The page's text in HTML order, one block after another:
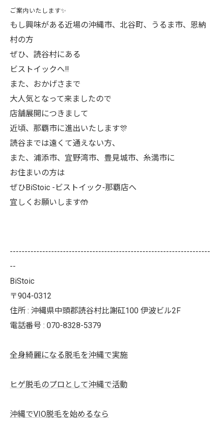
ご案内いたします✨
もし興味がある近場の沖縄市、北谷町、うるま市、恩納
村の方
ぜひ、読谷村にある
ビストイックへ‼︎
また、おかげさまで
大人気となって来ましたので
店舗展開につきまして
近頃、那覇市に進出いたします🎊
読谷までは遠くて通えない方、
また、浦添市、宜野湾市、豊見城市、糸満市に
お住まいの方は
ぜひBiStoic -ビストイック-那覇店へ
宜しくお願いします🤲
--------------------------------------------------------------------
--
BiStoic
〒904-0312
住所 : 沖縄県中頭郡読谷村比謝矼100 伊波ビル2F
電話番号 : 070-8328-5379
全身綺麗になる脱毛を沖縄で実施
ヒゲ脱毛のプロとして沖縄で活動
沖縄でVIO脱毛を始めるなら